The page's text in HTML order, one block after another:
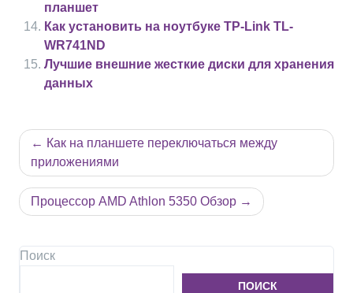
планшет
Как установить на ноутбуке TP-Link TL-
WR741ND
Лучшие внешние жесткие диски для хранения
данных
Навигация
по
записям
Как на планшете переключаться между
приложениями
Процессор AMD Athlon 5350 Обзор
Поиск
ПОИСК